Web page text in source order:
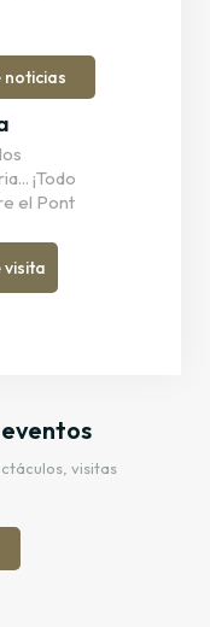
noticias
¡Todo
el Pont
visita
visitas